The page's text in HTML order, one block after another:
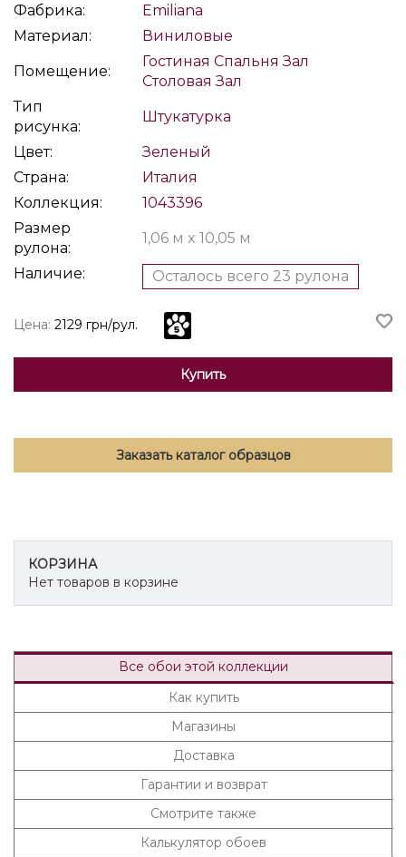
Фабрика:
Emiliana
Материал:
Виниловые
Помещение:
Гостиная Спальня Зал
Столовая Зал
Тип
рисунка:
Штукатурка
Цвет:
Зеленый
Страна:
Италия
Коллекция:
1043396
Размер
рулона:
1,06 м x 10,05 м
Наличие: Осталось всего 23 рулона
Цена: 2129 грн/рул.
Купить
Заказать каталог образцов
КОРЗИНА
Нет товаров в корзине
Все обои этой коллекции
Как купить
Магазины
Доставка
Гарантии и возврат
Смотрите также
Калькулятор обоев